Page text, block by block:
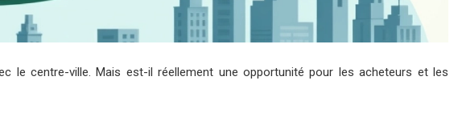
le centre-ville. Mais est-il réellement une opportunité pour les acheteurs et les